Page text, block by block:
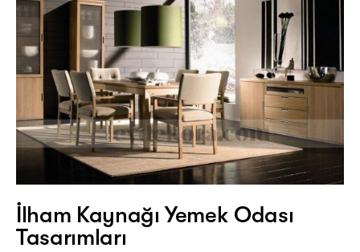
İlham Kaynağı Yemek Odası
Tasarımları